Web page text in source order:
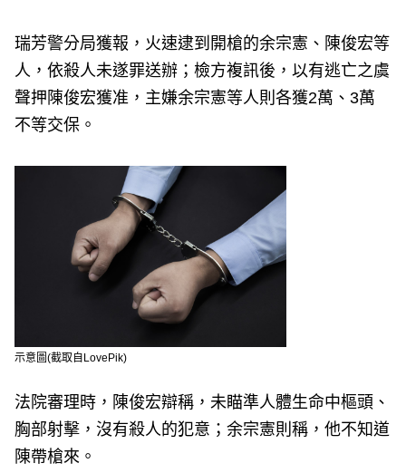
瑞芳警分局獲報，火速逮到開槍的余宗憲、陳俊宏等
人，依殺人未遂罪送辦；檢方複訊後，以有逃亡之虞
聲押陳俊宏獲准，主嫌余宗憲等人則各獲2萬、3萬
不等交保。
示意圖(截取自LovePik)
法院審理時，陳俊宏辯稱，未瞄準人體生命中樞頭、
胸部射擊，沒有殺人的犯意；余宗憲則稱，他不知道
陳帶槍來。